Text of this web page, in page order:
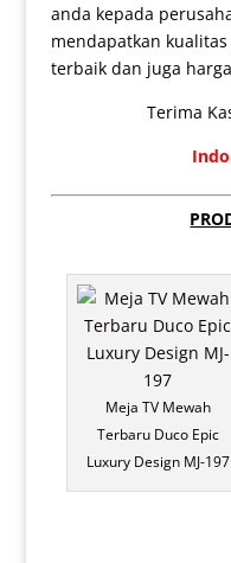
anda kepada
mendapatkan
terbaik dan juga
Terima
Meja TV Mewah
Terbaru Duco Epic
Luxury Design MJ-197